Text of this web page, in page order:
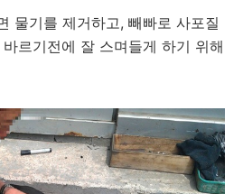
물기를 제거하고, 빼빠로 사포질
르기전에 잘 스며들게 하기 위해